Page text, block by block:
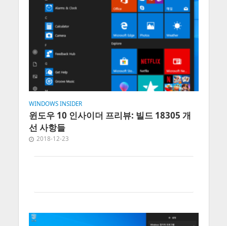
WINDOWS INSIDER
윈도우 10 인사이더 프리뷰: 빌드 18305 개
선 사항들
2018-12-23